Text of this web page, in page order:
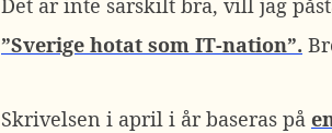
Det är inte särskilt bra, vill jag
”Sverige hotat som IT-nation”.
Skrivelsen i april i år baseras på